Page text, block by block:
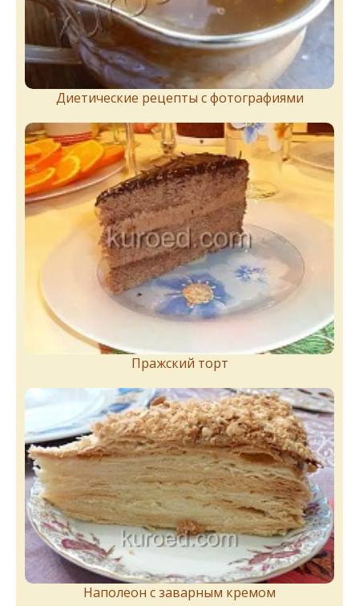
Диетические рецепты с фотографиями
Пражский торт
Наполеон с заварным кремом